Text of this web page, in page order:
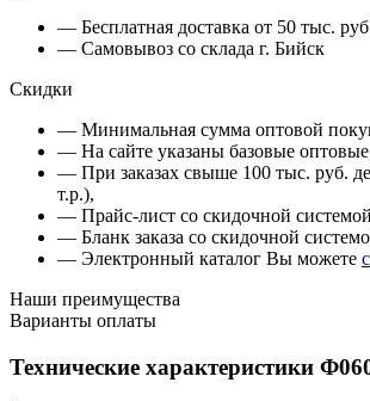
— Бесплатная доставка от 50 тыс.
— Самовывоз со склада г. Бийск
Скидки
— Минимальная сумма оптовой
— На сайте указаны базовые
— При заказах свыше 100 тыс. руб.
т.р.),
— Прайс-лист со скидочной
— Бланк заказа со скидочной
— Электронный каталог Вы можете
Наши преимущества
Варианты оплаты
Технические характеристики